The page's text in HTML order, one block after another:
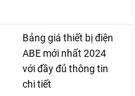
Bảng giá thiết bị điện
ABE mới nhất 2024
với đầy đủ thông tin
chi tiết